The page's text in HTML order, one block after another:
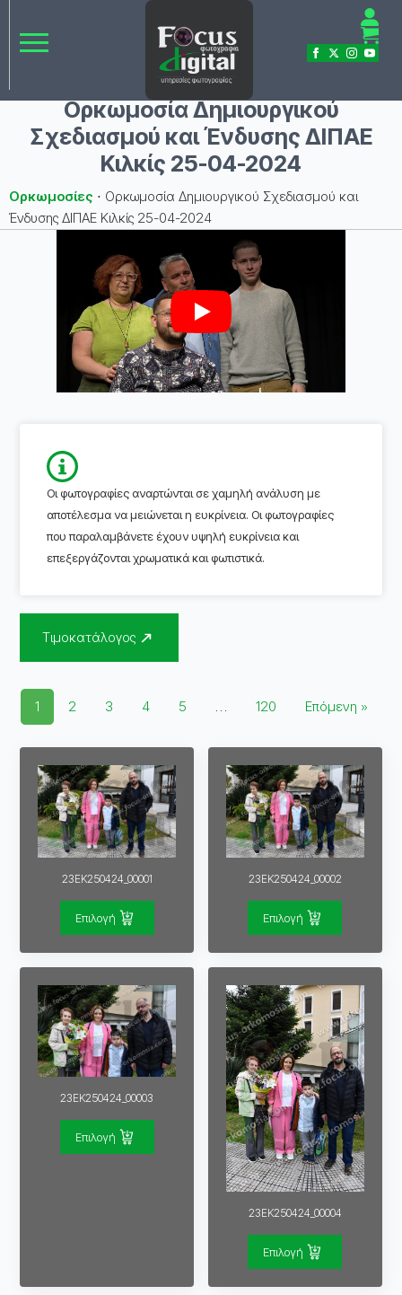
Ορκωμοσία Δημιουργικού
Σχεδιασμού και Ένδυσης ΔΙΠΑΕ
Κιλκίς 25-04-2024
Ορκωμοσίες ⋅ Ορκωμοσία Δημιουργικού Σχεδιασμού και
Ένδυσης ΔΙΠΑΕ Κιλκίς 25-04-2024
Play
Οι φωτογραφίες αναρτώνται σε χαμηλή ανάλυση με
αποτέλεσμα να μειώνεται η ευκρίνεια. Οι φωτογραφίες
που παραλαμβάνετε έχουν υψηλή ευκρίνεια και
επεξεργάζονται χρωματικά και φωτιστικά.
Τιμοκατάλογος
1 2 3 4 5 … 120 Επόμενη »
23EK250424_00001
Επιλογή
23EK250424_00002
Επιλογή
23EK250424_00003
Επιλογή
23EK250424_00004
Επιλογή